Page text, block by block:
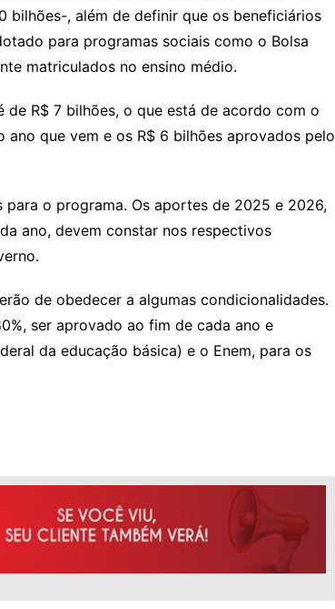
bilhões-, além de definir que os beneficiários
para programas sociais como o Bolsa
matriculados no ensino médio.
R$ 7 bilhões, o que está de acordo com o
ano que vem e os R$ 6 bilhões aprovados pelo
para o programa. Os aportes de 2025 e 2026,
ano, devem constar nos respectivos
de obedecer a algumas condicionalidades.
ser aprovado ao fim de cada ano e
da educação básica) e o Enem, para os